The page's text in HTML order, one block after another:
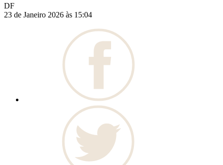
DF
23 de Janeiro 2026 às 15:04